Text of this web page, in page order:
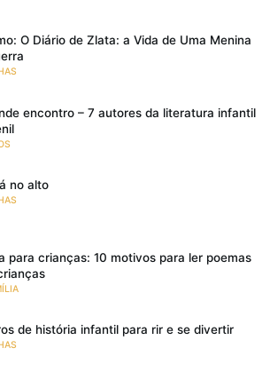
O Diário de Zlata: a Vida de Uma Menina
encontro – 7 autores da literatura infantil
no alto
para crianças: 10 motivos para ler poemas
de história infantil para rir e se divertir